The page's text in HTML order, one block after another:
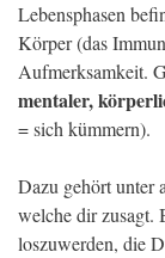
Lebensphasen
Körper (das
Aufmerksamkeit.
mentaler,
= sich kümmern).
Dazu gehört unter
welche dir zusagt.
loszuwerden, die